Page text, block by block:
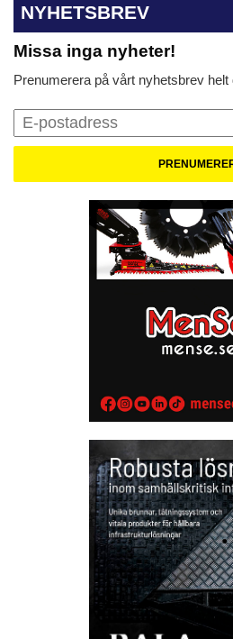
NYHETSBREV
Missa inga nyheter!
Prenumerera på vårt nyhetsbrev helt